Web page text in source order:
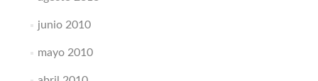
junio 2010
mayo 2010